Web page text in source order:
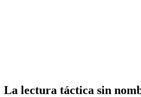
La lectura táctica sin